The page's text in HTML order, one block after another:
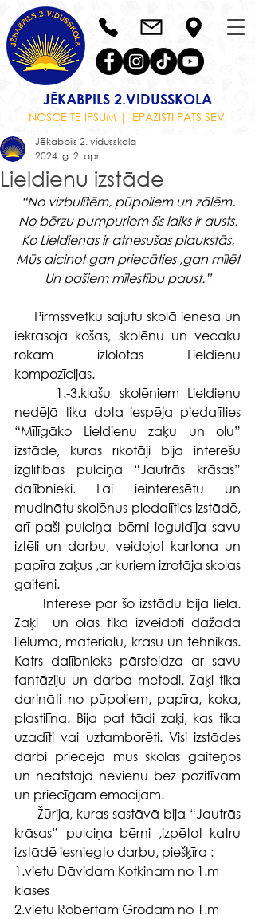
JĒKABPILS 2.VIDUSSKOLA
NOSCE TE IPSUM | IEPAZĪSTI PATS SEVI
Lieldienu izstāde
Jēkabpils 2. vidusskola
2024. g. 2. apr.
“No vizbulītēm, pūpoliem un zālēm,
No bērzu pumpuriem šis laiks ir austs,
Ko Lieldienas ir atnesušas plaukstās,
Mūs aicinot gan priecāties ,gan mīlēt
Un pašiem mīlestību paust.”
Pirmssvētku sajūtu skolā ienesa un
iekrāsoja košās, skolēnu un vecāku
rokām izlolotās Lieldienu
kompozīcijas.
1.-3.klašu skolēniem Lieldienu
nedēļā tika dota iespēja piedalīties
“Mīlīgāko Lieldienu zaķu un olu”
izstādē, kuras rīkotāji bija interešu
izglītības pulciņa “Jautrās krāsas”
dalībnieki. Lai ieinteresētu un
mudinātu skolēnus piedalīties izstādē,
arī paši pulciņa bērni ieguldīja savu
iztēli un darbu, veidojot kartona un
papīra zaķus ,ar kuriem izrotāja skolas
gaiteni.
Interese par šo izstādu bija liela.
Zaķi  un olas tika izveidoti dažāda
lieluma, materiālu, krāsu un tehnikas.
Katrs dalībnieks pārsteidza ar savu
fantāziju un darba metodi. Zaķi tika
darināti no pūpoliem, papīra, koka,
plastilīna. Bija pat tādi zaķi, kas tika
uzadīti vai uztamborēti. Visi izstādes
darbi priecēja mūs skolas gaiteņos
un neatstāja nevienu bez pozitīvām
un priecīgām emocijām.
Žūrija, kuras sastāvā bija “Jautrās
krāsas” pulciņa bērni ,izpētot katru
izstādē iesniegto darbu, piešķīra :
1.vietu Dāvidam Kotkinam no 1.m
klases
2.vietu Robertam Grodam no 1.m